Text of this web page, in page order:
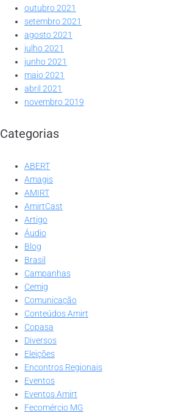
outubro 2021
setembro 2021
agosto 2021
julho 2021
junho 2021
maio 2021
abril 2021
novembro 2019
Categorias
ABERT
Amagis
AMIRT
AmirtCast
Artigo
Áudio
Blog
Brasil
Campanhas
Cemig
Comunicação
Conteúdos Amirt
Copasa
Diversos
Eleições
Encontros Regionais
Eventos
Eventos Amirt
Fecomércio MG